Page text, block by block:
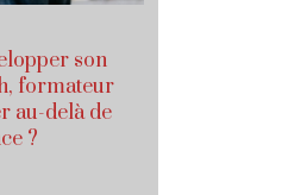
son
formateur
au-delà de
?